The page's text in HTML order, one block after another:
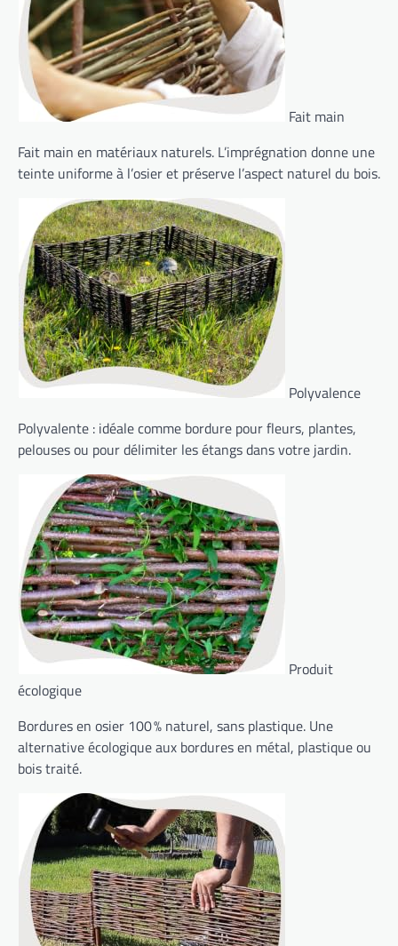
Fait main
Fait main en matériaux naturels. L’imprégnation donne une
teinte uniforme à l’osier et préserve l’aspect naturel du bois.
Polyvalence
Polyvalente : idéale comme bordure pour fleurs, plantes,
pelouses ou pour délimiter les étangs dans votre jardin.
Produit
écologique
Bordures en osier 100 % naturel, sans plastique. Une
alternative écologique aux bordures en métal, plastique ou
bois traité.